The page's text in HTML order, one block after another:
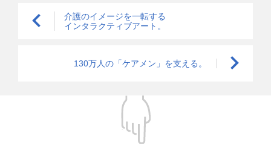
介護のイメージを一転する
インタラクティブアート。
130万人の「ケアメン」を支える。